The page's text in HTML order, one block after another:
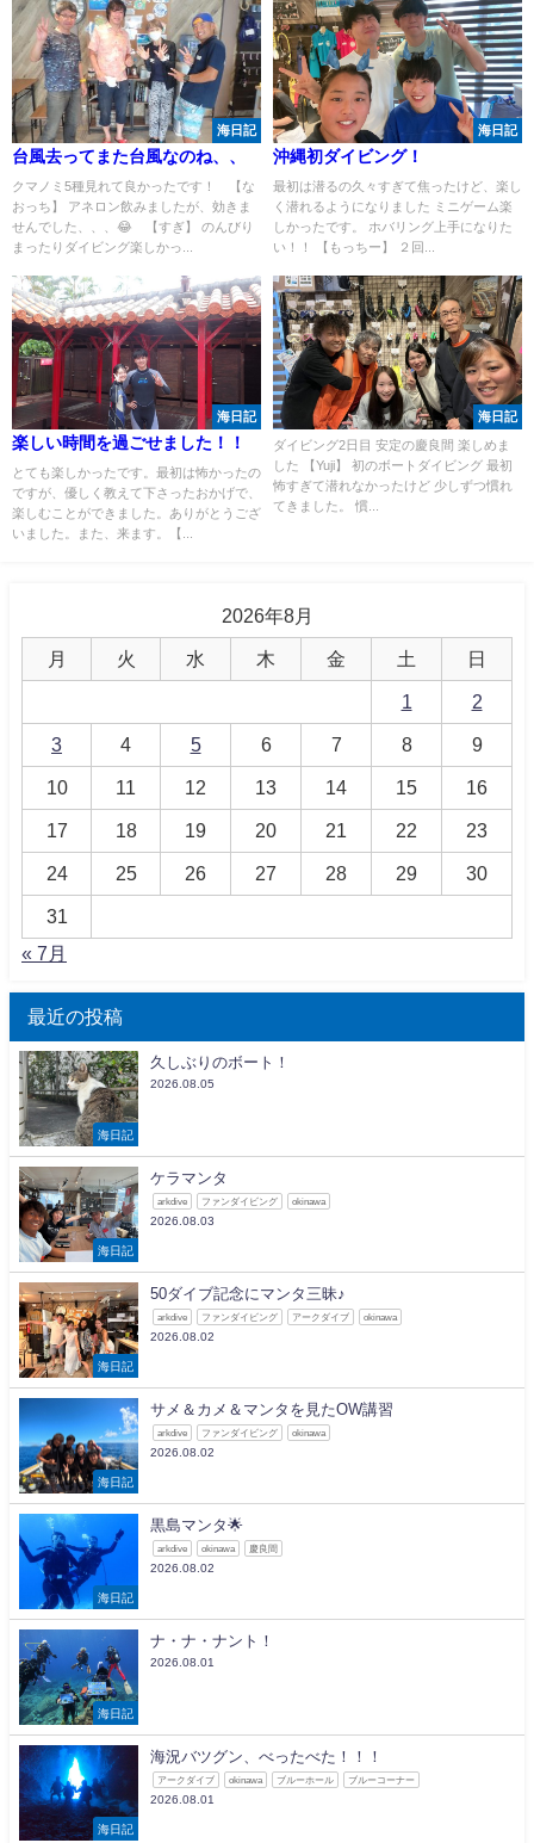
海日記
台風去ってまた台風なのね、、
クマノミ5種見れて良かったです！ 【な
おっち】 アネロン飲みましたが、効きま
せんでした、、、😂 【すぎ】 のんびり
まったりダイビング楽しかっ...
海日記
沖縄初ダイビング！
最初は潜るの久々すぎて焦ったけど、楽し
く潜れるようになりました ミニゲーム楽
しかったです。 ホバリング上手になりた
い！！ 【もっちー】 ２回...
海日記
楽しい時間を過ごせました！！
とても楽しかったです。最初は怖かったの
ですが、優しく教えて下さったおかげで、
楽しむことができました。ありがとうござ
いました。また、来ます。【...
海日記
ダイビング2日目 安定の慶良間 楽しめま
した 【Yuji】 初のボートダイビング 最初
怖すぎて潜れなかったけど 少しずつ慣れ
てきました。 慣...
2026年8月
月 火 水 木 金 土 日
1 2
3 4 5 6 7 8 9
10 11 12 13 14 15 16
17 18 19 20 21 22 23
24 25 26 27 28 29 30
31
« 7月
最近の投稿
海日記
久しぶりのボート！
2026.08.05
海日記
ケラマンタ
arkdive ファンダイビング okinawa
2026.08.03
海日記
50ダイブ記念にマンタ三昧♪
arkdive ファンダイビング アークダイブ okinawa
2026.08.02
海日記
サメ＆カメ＆マンタを見たOW講習
arkdive ファンダイビング okinawa
2026.08.02
海日記
黒島マンタ🌟
arkdive okinawa 慶良間
2026.08.02
海日記
ナ・ナ・ナント！
2026.08.01
海日記
海況バツグン、べったべた！！！
アークダイブ okinawa ブルーホール ブルーコーナー
2026.08.01